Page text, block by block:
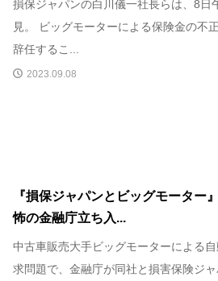
損保ジャパンの白川儀一社長らは、8日
見。 ビッグモーターによる保険金の不
辞任するこ...
2023.09.08
『損保ジャパンとビッグモータ
怖の金融庁立ち入...
中古車販売大手ビッグモーターによる
求問題で、金融庁が同社と損害保険ジ